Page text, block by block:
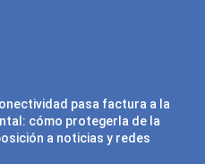
pasa factura a la
cómo protegerla de la
a noticias y redes